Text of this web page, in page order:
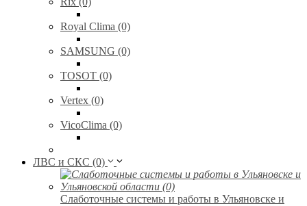
Royal Clima (0)
SAMSUNG (0)
TOSOT (0)
Vertex (0)
VicoClima (0)
ЛВС и СКС (0)
Слаботочные системы и работы в Ульяновске и